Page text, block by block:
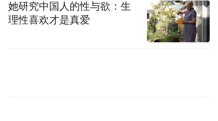
要读懂加拿大的体育经济，多伦多是绕不开
的样本。
她研究中国人的性与欲：生
理性喜欢才是真爱